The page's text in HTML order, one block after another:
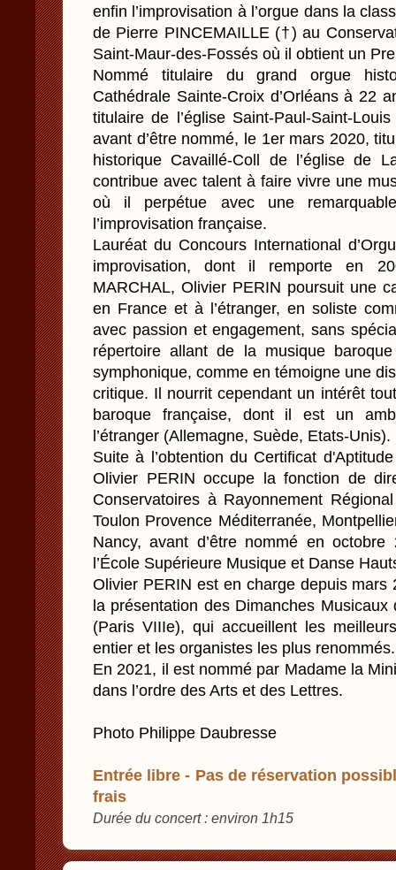
enfin l’improvisation à l’orgue dans la
de Pierre PINCEMAILLE (†) au
Saint-Maur-des-Fossés où il obtient un
Nommé titulaire du grand orgue
Cathédrale Sainte-Croix d’Orléans à 22
titulaire de l’église Saint-Paul-Saint-
avant d’être nommé, le 1er mars 2020,
historique Cavaillé-Coll de l’église de
contribue avec talent à faire vivre une
où il perpétue avec une
l’improvisation française.
Lauréat du Concours International
improvisation, dont il remporte en
MARCHAL, Olivier PERIN poursuit une
en France et à l’étranger, en soliste
avec passion et engagement, sans
répertoire allant de la musique
symphonique, comme en témoigne une
critique. Il nourrit cependant un intérêt
baroque française, dont il est un
l’étranger (Allemagne, Suède, Etats-Unis).
Suite à l’obtention du Certificat
Olivier PERIN occupe la fonction de
Conservatoires à Rayonnement
Toulon Provence Méditerranée,
Nancy, avant d’être nommé en
l’École Supérieure Musique et Danse
Olivier PERIN est en charge depuis mars
la présentation des Dimanches Musicaux
(Paris VIIIe), qui accueillent les
entier et les organistes les plus renommés.
En 2021, il est nommé par Madame la
dans l’ordre des Arts et des Lettres.
Photo Philippe Daubresse
Entrée libre - Pas de réservation
frais
Durée du concert : environ 1h15